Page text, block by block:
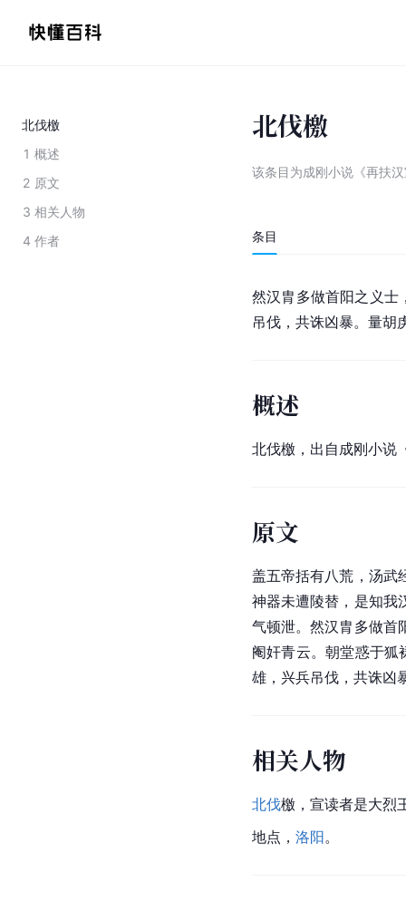
北伐檄
1 概述
2 原文
3 相关人物
4 作者
北伐檄
该条目为成刚小说《再扶
条目
然汉 胄 多做首阳之义士
吊伐，共诛凶暴。量胡
概述
北伐檄，出自成刚小说
原文
盖五帝括有八荒，汤武
神器未遭陵替，是知我
气顿泄。然汉胄多做首
阉奸青云。朝堂惑于
雄，兴兵吊伐，共诛凶
相关人物
北伐檄，宣读者是大烈
地点， 洛阳。